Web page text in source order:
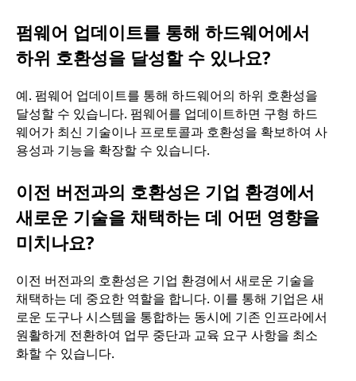
펌웨어 업데이트를 통해 하드웨어에서
하위 호환성을 달성할 수 있나요?
예. 펌웨어 업데이트를 통해 하드웨어의 하위 호환성을
달성할 수 있습니다. 펌웨어를 업데이트하면 구형 하드
웨어가 최신 기술이나 프로토콜과 호환성을 확보하여 사
용성과 기능을 확장할 수 있습니다.
이전 버전과의 호환성은 기업 환경에서
새로운 기술을 채택하는 데 어떤 영향을
미치나요?
이전 버전과의 호환성은 기업 환경에서 새로운 기술을
채택하는 데 중요한 역할을 합니다. 이를 통해 기업은 새
로운 도구나 시스템을 통합하는 동시에 기존 인프라에서
원활하게 전환하여 업무 중단과 교육 요구 사항을 최소
화할 수 있습니다.